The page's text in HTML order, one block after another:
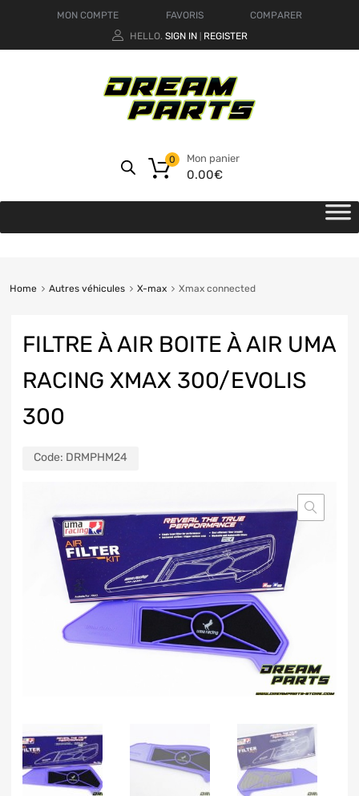
MON COMPTE FAVORIS
COMPARER
HELLO. SIGN IN REGISTER
Mon panier
0.00€
0
Home Autres véhicules X-max Xmax connected
FILTRE À AIR BOITE À AIR UMA
RACING XMAX 300/EVOLIS
300
Code: DRMPHM24